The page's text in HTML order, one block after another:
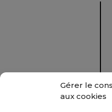
Gérer le
aux cookies
immobilier